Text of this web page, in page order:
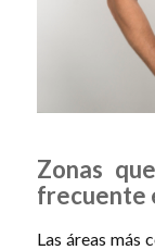
Zonas
frecuente
Las áreas más